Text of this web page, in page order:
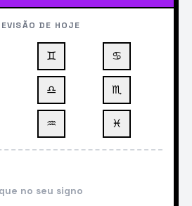
DE HOJE
♊ ♋
♎ ♏
♒ ♓
no seu signo